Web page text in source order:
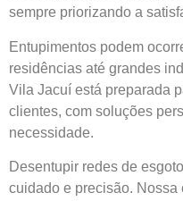
sempre priorizando a
Entupimentos podem
residências até grandes
Vila Jacuí está preparada
clientes, com soluções
necessidade.
Desentupir redes de
cuidado e precisão.